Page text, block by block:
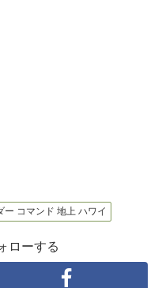
コマンド 地上 ハワイ
ローする